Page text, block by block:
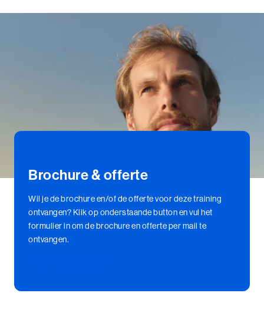
7 juli
09:00 - 13:30
LAP - Module 3 - Noordwijk
09:00 - 17:30
Brochure & offerte
Wil je de brochure en/of de offerte voor deze training
ontvangen? Klik op onderstaande button en vul het
formulier in om de brochure en offerte per mail te
ontvangen.